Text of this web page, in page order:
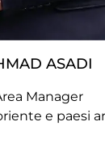
ASADI
Manager
e paesi